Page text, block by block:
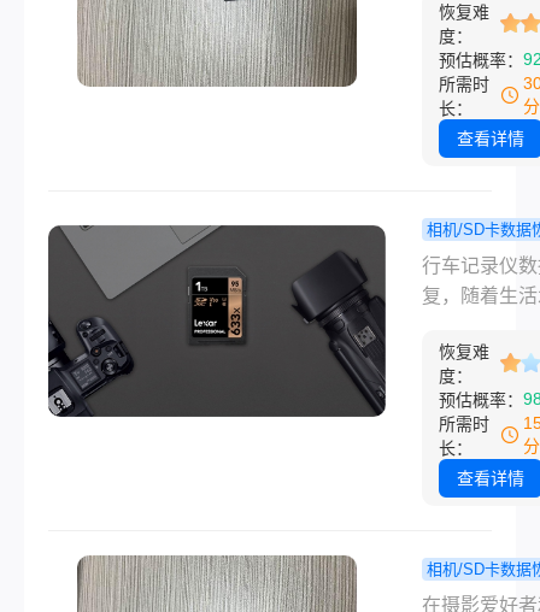
帮你找回宝
件！
的照片。然
时候因为误
者相机的故
卡可能会被
化，里面的
照片就变得
要。下面我
绍几种相机
法，帮助您
式化的SD卡
片。
恢复难
度：
预估概率：
所需时
长：
查看详情
相机/SD卡数据
程 行车记录
存卡被删除
教程来了
行车记录仪
复，随着生
数码相机的
来越多，数
拍的照片一
储在SD卡中
我们一不小
复呢？只要
款专业的SD
恢复难
度：
预估概率：
所需时
长：
查看详情
相机/SD卡数据
程 相机sd
在摄影爱好